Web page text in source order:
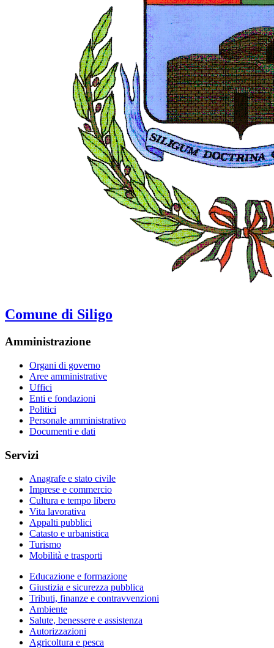
Comune di Siligo
Amministrazione
Organi di governo
Aree amministrative
Uffici
Enti e fondazioni
Politici
Personale amministrativo
Documenti e dati
Servizi
Anagrafe e stato civile
Imprese e commercio
Cultura e tempo libero
Vita lavorativa
Appalti pubblici
Catasto e urbanistica
Turismo
Mobilità e trasporti
Educazione e formazione
Giustizia e sicurezza pubblica
Tributi, finanze e contravvenzioni
Ambiente
Salute, benessere e assistenza
Autorizzazioni
Agricoltura e pesca